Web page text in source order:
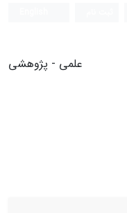
علمی - پژوهشی